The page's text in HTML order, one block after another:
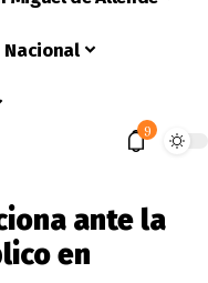
Nacional
9
ante la
en